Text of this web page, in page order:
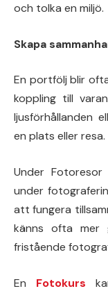
och tolka en miljö.
Skapa
En portfölj blir
koppling till
ljusförhållanden
en plats eller resa.
Under
under
att fungera
känns ofta mer
fristående
En Fotokurs